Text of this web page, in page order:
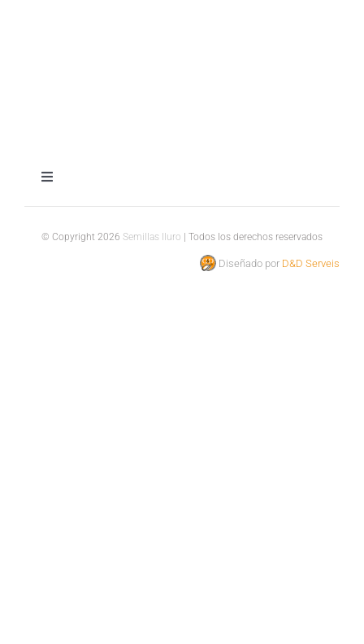
Toggle
© Copyright 2026 Semillas Iluro | Todos los derechos reservados
Diseñado por D&D Serveis